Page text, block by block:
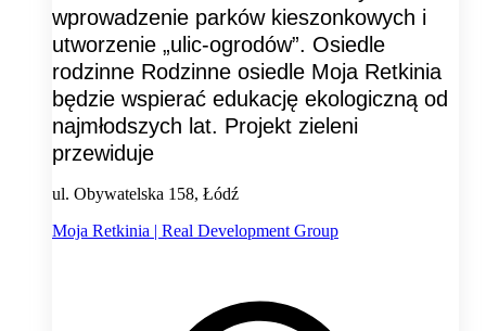
wprowadzenie parków kieszonkowych i
utworzenie „ulic-ogrodów”. Osiedle
rodzinne Rodzinne osiedle Moja Retkinia
będzie wspierać edukację ekologiczną od
najmłodszych lat. Projekt zieleni
przewiduje
ul. Obywatelska 158, Łódź
Moja Retkinia | Real Development Group